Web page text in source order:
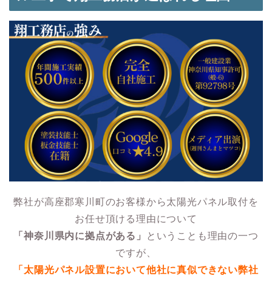
弊社が高座郡寒川町のお客様から太陽光パネル取付を
お任せ頂ける理由について
「神奈川県内に拠点がある」
ということも理由の一つ
ですが、
「太陽光パネル設置において他社に真似できない弊社